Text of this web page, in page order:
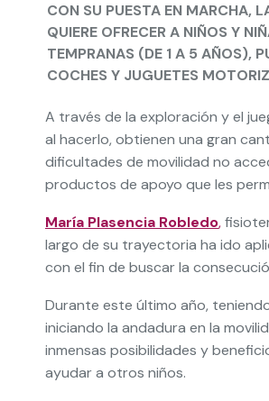
CON SU PUESTA EN MARCHA,
QUIERE OFRECER A NIÑOS Y
TEMPRANAS (DE 1 A 5 AÑOS),
COCHES Y JUGUETES
A través de la exploración y el
al hacerlo, obtienen una gran
dificultades de movilidad no
productos de apoyo que les
María Plasencia Robledo,
largo de su trayectoria ha ido
con el fin de buscar la
Durante este último año,
iniciando la andadura en la
inmensas posibilidades y
ayudar a otros niños.